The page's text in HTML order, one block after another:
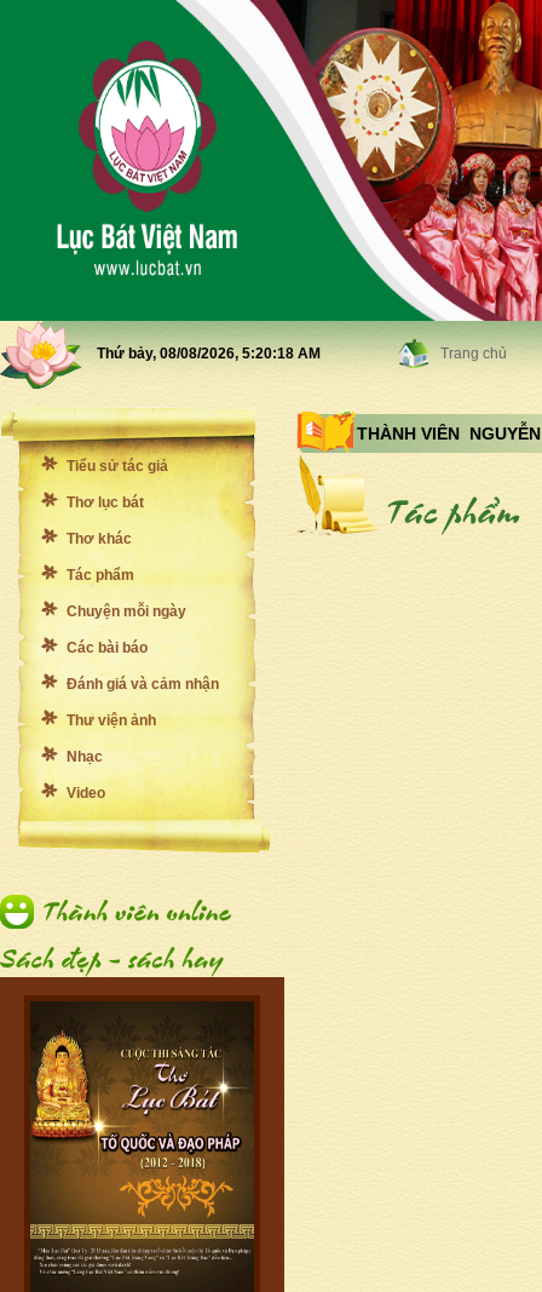
Thứ bảy, 08/08/2026, 5:20:20 AM Trang chủ
Tiểu sử tác giả
Thơ lục bát
Thơ khác
Tác phẩm
Chuyện mỗi ngày
Các bài báo
Đánh giá và cảm nhận
Thư viện ảnh
Nhạc
Video
THÀNH VIÊN